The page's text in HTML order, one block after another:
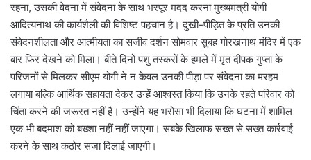
रहना, उसकी वेदना में संवेदना के साथ भरपूर मदद करना मुख्यमंत्री योगी
आदित्यनाथ की कार्यशैली की विशिष्ट पहचान है। दुखी-पीड़ित के प्रति उनकी
संवेदनशीलता और आत्मीयता का सजीव दर्शन सोमवार सुबह गोरखनाथ मंदिर में एक
बार फिर देखने को मिला। बीते दिनों पशु तस्करों के हमले में मृत दीपक गुप्ता के
परिजनों से मिलकर सीएम योगी ने न केवल उनकी पीड़ा पर संवेदना का मरहम
लगाया बल्कि आर्थिक सहायता देकर उन्हें आश्वस्त किया कि उनके रहते परिवार को
चिंता करने की जरूरत नहीं है। उन्होंने यह भरोसा भी दिलाया कि घटना में शामिल
एक भी बदमाश को बख्शा नहीं नहीं जाएगा। सबके खिलाफ सख्त से सख्त कार्रवाई
करने के साथ कठोर सजा दिलाई जाएगी।